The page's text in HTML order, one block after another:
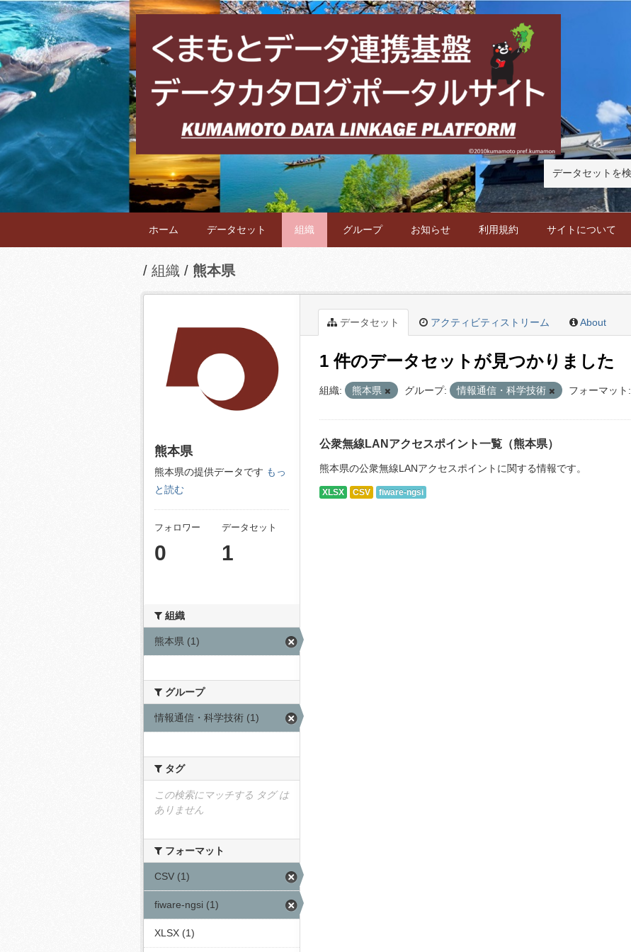
ホーム データセット 組織 グループ お知らせ 利用規約 サイトについて
組織 熊本県
データセット アクティビティストリーム About
1 件のデータセットが見つかりました
組織: 熊本県 グループ: 情報通信・科学技術 フォーマット:
公衆無線LANアクセスポイント一覧（熊本県）
熊本県の公衆無線LANアクセスポイントに関する情報です。
XLSX CSV fiware-ngsi
熊本県
熊本県の提供データです もっ
と読む
フォロワー
0
データセット
1
組織
熊本県 (1)
グループ
情報通信・科学技術 (1)
タグ
この検索にマッチする タグ は
ありません
フォーマット
CSV (1)
fiware-ngsi (1)
XLSX (1)